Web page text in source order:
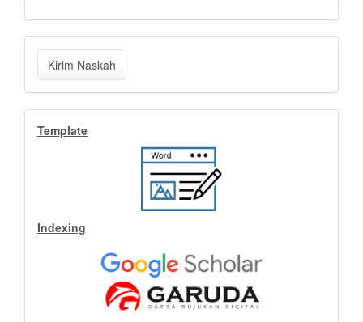
Kirim
Naskah
Kirim Naskah
Indeks
Template
Indexing